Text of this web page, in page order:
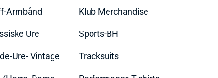
Armbånd
Ure
Ure- Vintage
Klub Merchandise
Sports-BH
Tracksuits